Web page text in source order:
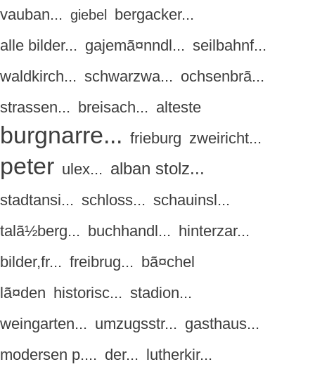
vauban... giebel
bergacker...
alle bilder... gajemã¤nndl... seilbahnf...
waldkirch... schwarzwa... ochsenbrã...
strassen... breisach... alteste
burgnarre... frieburg zweiricht...
peter ulex... alban stolz...
stadtansi... schloss... schauinsl...
talã½berg... buchhandl... hinterzar...
bilder,fr... freibrug... bã¤chel
lã¤den historisc... stadion...
weingarten... umzugsstr... gasthaus...
modersen p.... der... lutherkir...